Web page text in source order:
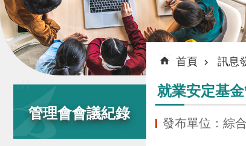
:::
管理會會議紀錄
::: 首頁 訊息
就業安定基
發布單位：綜